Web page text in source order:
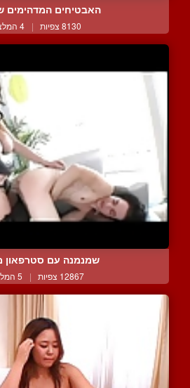
האבטיחים המדהימים
8130 צפיות | 4 המלצות
שמנמנה עם סטרפאון
12867 צפיות | 5 המלצות